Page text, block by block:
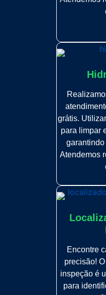
grátis.
para limpar
Atendemos
Encontre
precisão!
inspeção é
para